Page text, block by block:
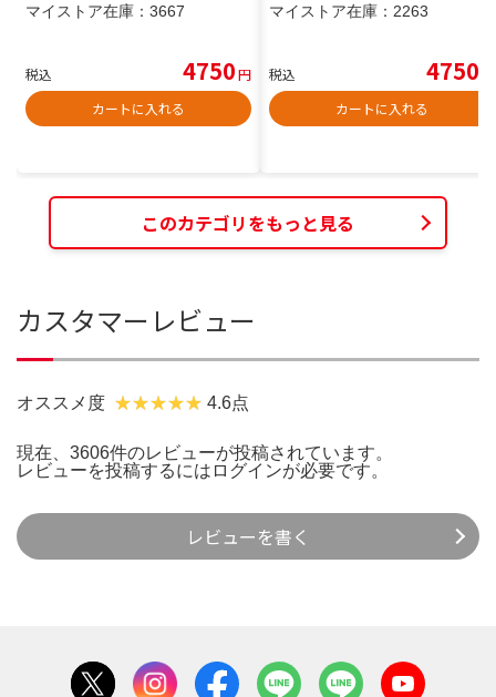
マイストア在庫： 3667
税込 4750円
カートに入れる
マイストア在庫： 2263
税込 4750
カートに入れる
このカテゴリをもっと見る
カスタマーレビュー
オススメ度 4.6点
現在、3606件のレビューが投稿されています。
レビューを投稿するには ログインが必要です。
レビューを書く